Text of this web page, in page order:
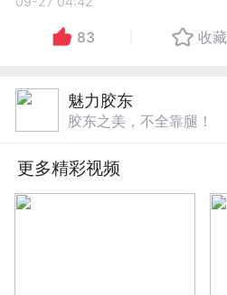
83 收藏
魅力胶东
胶东之美，不全靠腿！
更多精彩视频